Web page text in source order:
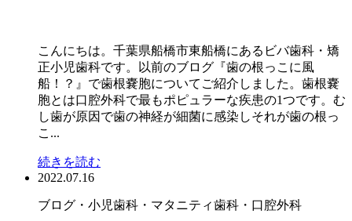
こんにちは。千葉県船橋市東船橋にあるビバ歯科・矯
正小児歯科です。以前のブログ『歯の根っこに風
船！？』で歯根嚢胞についてご紹介しました。歯根嚢
胞とは口腔外科で最もポピュラーな疾患の1つです。む
し歯が原因で歯の神経が細菌に感染しそれが歯の根っ
こ...
続きを読む
2022.07.16
ブログ ・小児歯科・マタニティ歯科 ・口腔外科